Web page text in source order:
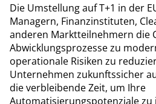
Die Umstellung auf T+1 in der
Managern, Finanzinstituten,
anderen Marktteilnehmern die
Abwicklungsprozesse zu
operationale Risiken zu
Unternehmen zukunftssicher
die verbleibende Zeit, um Ihre
Automatisierungspotenziale